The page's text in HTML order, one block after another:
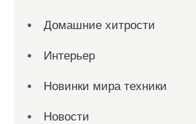
Домашние хитрости
Интерьер
Новинки мира техники
Новости